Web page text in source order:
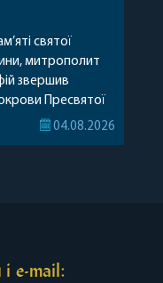
святої
митрополит
звершив
Пресвятої
благочиння.
04.08.2026
e-mail: